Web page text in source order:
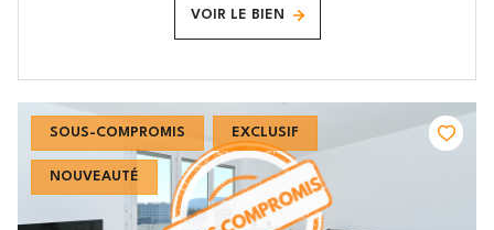
VOIR LE BIEN
SOUS-COMPROMIS EXCLUSIF
NOUVEAUTÉ